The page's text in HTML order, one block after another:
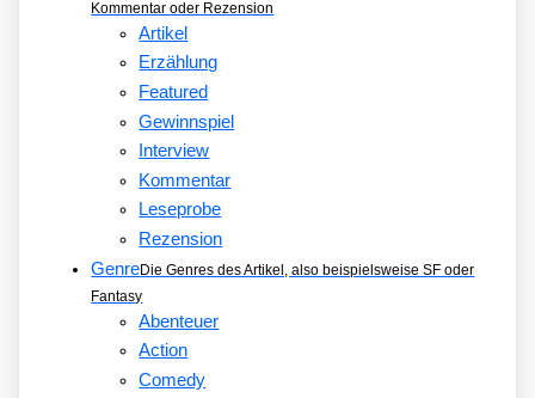
Kommentar oder Rezension
Artikel
Erzählung
Featured
Gewinnspiel
Interview
Kommentar
Leseprobe
Rezension
GenreDie Genres des Artikel, also beispielsweise SF oder
Fantasy
Abenteuer
Action
Comedy